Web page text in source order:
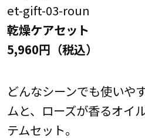
et-gift-03-roun
乾燥ケアセット
5,960円（税込）
どんなシーンでも使いや
ムと、ローズが香るオイ
テムセット。